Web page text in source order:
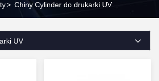
> Chiny Cylinder do drukarki UV
UV